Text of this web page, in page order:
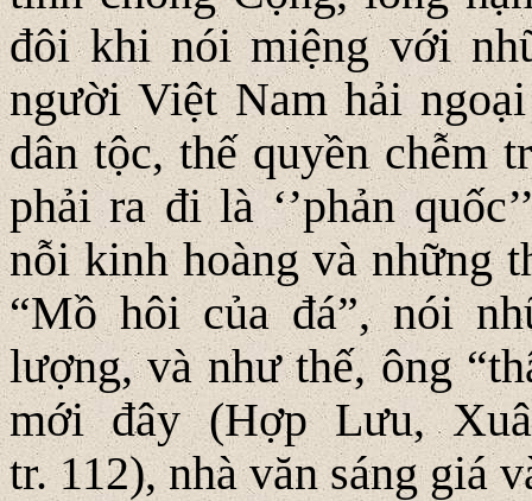
đôi khi nói miệng với
người Việt Nam hải
dân tộc, thế quyền chễm
phải ra đi là ‘’phản
nỗi kinh hoàng và những
“Mồ hôi của đá”, nói
lượng, và như thế, ông
mới đây (Hợp Lưu,
tr. 112), nhà văn sáng giá